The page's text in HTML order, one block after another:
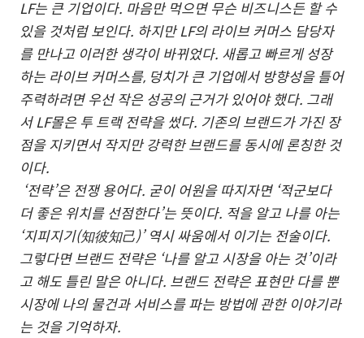
LF는 큰 기업이다. 마음만 먹으면 무슨 비즈니스든 할 수
있을 것처럼 보인다. 하지만 LF의 라이브 커머스 담당자
를 만나고 이러한 생각이 바뀌었다. 새롭고 빠르게 성장
하는 라이브 커머스를, 덩치가 큰 기업에서 방향성을 틀어
주력하려면 우선 작은 성공의 근거가 있어야 했다. 그래
서 LF몰은 투 트랙 전략을 썼다. 기존의 브랜드가 가진 장
점을 지키면서 작지만 강력한 브랜드를 동시에 론칭한 것
이다.
‘전략’은 전쟁 용어다. 굳이 어원을 따지자면 ‘적군보다
더 좋은 위치를 선점한다’는 뜻이다. 적을 알고 나를 아는
‘지피지기(知彼知己)’ 역시 싸움에서 이기는 전술이다.
그렇다면 브랜드 전략은 ‘나를 알고 시장을 아는 것’이라
고 해도 틀린 말은 아니다. 브랜드 전략은 표현만 다를 뿐
시장에 나의 물건과 서비스를 파는 방법에 관한 이야기라
는 것을 기억하자.